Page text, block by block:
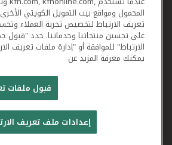
بيت التمويل الكويتي جميع الحقوق
شروط وأحكام استخدام الموقع
تعريف الارتباط بيان
المحمول ومواقع بيت التمويل الكويتي
تعريف الارتباط لتخصيص تجربة العملاء
على تحسين منتجاتنا وخدماتنا. حدد "قبول
الارتباط" للموافقة أو "إدارة ملفات تعريف
يمكنك معرفة المزيد عن
قبول ملفات
إعدادات ملف تعريف